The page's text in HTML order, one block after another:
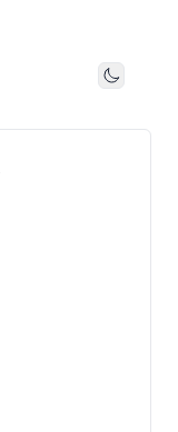
Toggle